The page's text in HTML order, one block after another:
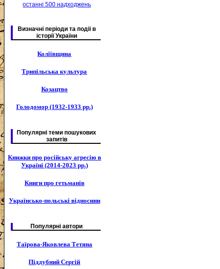
останні 500 надходжень
Визначні періоди та подіі в
історії України
Коліївщина
Трипільська культура
Козацтво
Голодомор (1932-1933 рр.)
Популярні теми пошукових
запитів
Книжки про російську агресію в
Україні (2014-2023 рр.)
Книги про гетьманів
Українсько-польські відносини
Популярні автори
Таїрова-Яковлева Тетяна
Піддубний Сергій